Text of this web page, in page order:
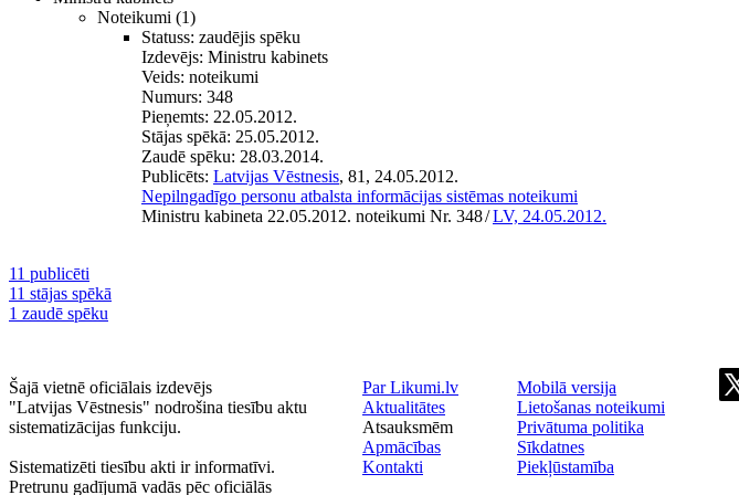
Noteikumi (1)
Statuss: zaudējis spēku
Izdevējs: Ministru kabinets
Veids: noteikumi
Numurs: 348
Pieņemts: 22.05.2012.
Stājas spēkā: 25.05.2012.
Zaudē spēku: 28.03.2014.
Publicēts: Latvijas Vēstnesis, 81, 24.05.2012.
Nepilngadīgo personu atbalsta informācijas sistēmas noteikumi
Ministru kabineta 22.05.2012. noteikumi Nr. 348/LV, 24.05.2012.
11 publicēti
11 stājas spēkā
1 zaudē spēku
Šajā vietnē oficiālais izdevējs
"Latvijas Vēstnesis" nodrošina tiesību aktu
sistematizācijas funkciju.
Sistematizēti tiesību akti ir informatīvi.
Pretrunu gadījumā vadās pēc oficiālās
Par Likumi.lv
Aktualitātes
Atsauksmēm
Apmācības
Kontakti
Mobilā versija
Lietošanas noteikumi
Privātuma politika
Sīkdatnes
Piekļūstamība